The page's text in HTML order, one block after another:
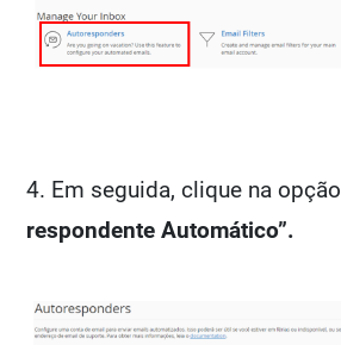
4. Em seguida, clique na opção
respondente Automático”.